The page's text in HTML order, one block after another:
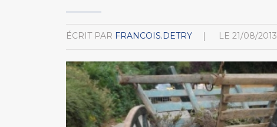
ÉCRIT PAR FRANCOIS.DETRY LE 21/08/2013